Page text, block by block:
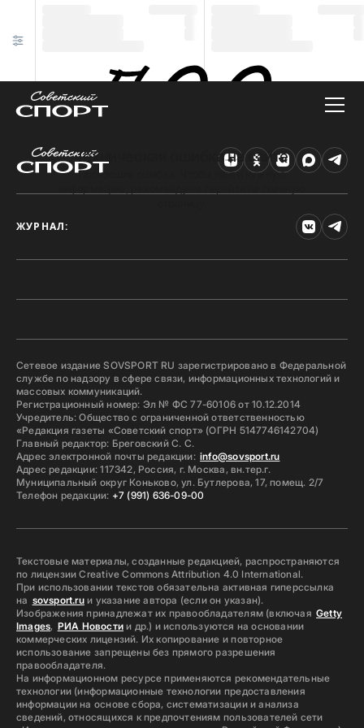
Техническая ошибка на сайте
Произошла ошибка. Чтобы найти нужную
ЖУРНАЛ:
Сетевое издание SOVSPORT RU зарегистрировано в Федеральной
службе по надзору в сфере связи, информационных технологий и
массовых коммуникаций.
Регистрационный номер: Эл № ФС 77-60106 от 10.12.2014
Учредитель: Общество с ограниченной ответственностью
«Редакция газеты «Советский спорт» (ОГРН 5147746142704)
Главный редактор: Бреговский С. С.
Адрес электронной почты редакции: info@sovsport.ru
Адрес редакции: 117342, Россия, г. Москва, вн.тер.г.
Муниципальный округ Коньково, ул. Бутлерова, 17, помещ. 2/7
Телефон редакции: +7 (991) 636-09-00
Текстовые материалы, созданные редакцией, распространяются
по лицензии Creative Commons Attribution 4.0 International.
При использовании текстов обязательна активная гиперссылка
на sovsport.ruи указание автора (если он указан).
Изображения принадлежат их правообладателям (включая Getty
Images, РИА Новостии др.) и используются на основании
коммерческих лицензий. Их копирование и повторное
использование запрещены без прямого разрешения
правообладателя.
На информационном ресурсе применяются рекомендательные
технологии (информационные технологии предоставления
информации на основе сбора, систематизации и анализа
сведений, относящихся к предпочтениям пользователей сети